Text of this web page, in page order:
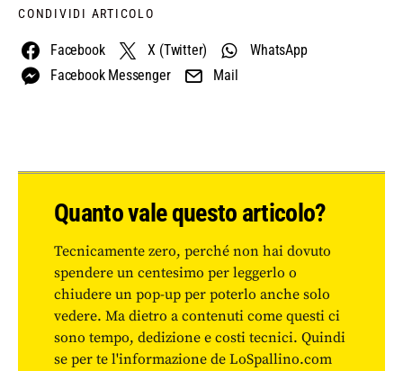
CONDIVIDI ARTICOLO
Facebook X (Twitter)
WhatsApp
Facebook Messenger
Mail
Quanto vale questo articolo?
Tecnicamente zero, perché non hai dovuto
spendere un centesimo per leggerlo o
chiudere un pop-up per poterlo anche solo
vedere. Ma dietro a contenuti come questi ci
sono tempo, dedizione e costi tecnici. Quindi
se per te l'informazione de LoSpallino.com